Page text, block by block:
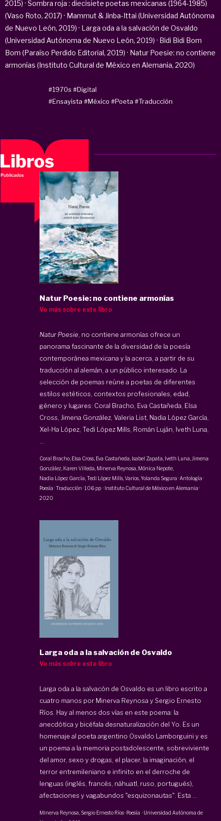
2015) · Sombra roja : diecisiete poetas mexicanas (1964-1985)
(Vaso Roto, 2017) · Mammut & Jinba-Ittai (Universidad Autónoma
de Nuevo León, 2019) · Larga oda a la salvación de Osvaldo
(Universidad Autónoma de Nuevo León, 2019) · Bidi Bidi Bom
Bom (Paraíso Perdido Editorial, 2019) · Natur Poesie: no contiene
armonías (Instituto Cultural de México en Alemania, 2020)
#1970s #Digital
#Ensayista #México #Poeta #Traducción
Natur Poesie: no contiene armonías
Ve más sobre este libro
Natur Poesie , no contiene armonías ofrece un
panorama fascinante de la diversidad de la poesía
contemporánea mexicana y la acerca, a partir de su
traducción al alemán, a un público interesado. La
selección de poemas reúne a poetas de diferentes
estilos estéticos, contextos profesionales, edad,
género y lugares: Coral Bracho, Eva Castañeda, Elsa
Cross, Jimena González, Valeria List, Nadia López García,
Xel-Ha López, Tedi López Mills, Román Luján, Iveth Luna,
Coral Bracho, Elsa Cross , Eva Castañeda, Isabel Zapata , Iveth Luna, Jimena
González, Karen Villeda, Minerva Reynosa Mónica Nepote
Nadia López García Tedi López Mills , Varios, Yolanda Segura · Antología ·
Poesía · Traducción ·106 pp · Instituto Cultural de México en Alemania ·
2020
Larga oda a la salvación de Osvaldo
Ve más sobre este libro
Larga oda a la salvacón de Osvaldo es un libro escrito a
cuatro manos por Minerva Reynosa y Sergio Ernesto
Ríos. Hay al menos dos vías en este poema: la
anecdótica y bicéfala desnaturalización del Yo. Es un
homenaje al poeta argentino Osvaldo Lamborguini y es
un poema a la memoria postadolescente, sobreviviente
del amor, sexo y drogas, el placer, la imaginación, el
terror entremileniano e infinito en el derroche de
lenguas (inglés, francés, náhuatl, ruso, portugués),
afectaciones y vagabundos "esquizonautas". Esta ...
Minerva Reynosa , Sergio Ernesto Ríos· Poesía · Universidad Autónoma de